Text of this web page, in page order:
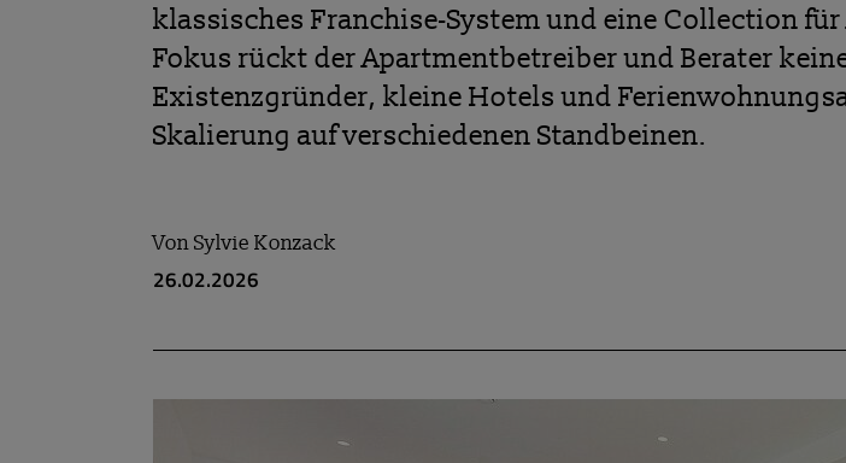
klassisches Franchise-System und eine Collection
Fokus rückt der Apartmentbetreiber und Berater
Existenzgründer, kleine Hotels und
Skalierung auf verschiedenen Standbeinen.
VonSylvie Konzack
26.02.2026